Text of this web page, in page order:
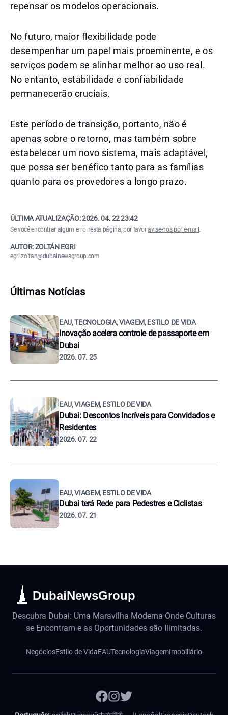
repensar os modelos operacionais.
No futuro, maior flexibilidade pode
desempenhar um papel mais proeminente, e os
serviços podem se alinhar melhor ao uso real.
No entanto, estabilidade e confiabilidade
permanecerão cruciais.
Este período de transição, portanto, não é
apenas sobre o retorno, mas também sobre
estabelecer um novo sistema, mais adaptável,
que possa ser benéfico tanto para as famílias
quanto para os provedores a longo prazo.
ÚLTIMA ATUALIZAÇÃO:2026. 04. 22 23:42
Se você encontrar algum erro nesta página, por favoravise-nos por e-mail .
AUTOR: ZOLTÁN EGRI
egri.zoltan@dubainewsgroup.com
Últimas Notícias
EAU, TECNOLOGIA, VIAGEM, ESTILO DE VIDA
Inovação acelera controle de passaporte em
Dubai
2026. 07. 25
EAU, VIAGEM, ESTILO DE VIDA
Dubai: Descontos Incríveis para Convidados e
Residentes
2026. 07. 22
EAU, VIAGEM, ESTILO DE VIDA
Dubai terá Rede para Pedestres e Ciclistas
2026. 07. 21
DubaiNewsGroup
Descubra Dubai: Uma Maravilha Moderna Onde Culturas
se Encontram e as Oportunidades são Ilimitadas.
NegóciosEstilo de VidaEAUTecnologiaViagemImobiliário